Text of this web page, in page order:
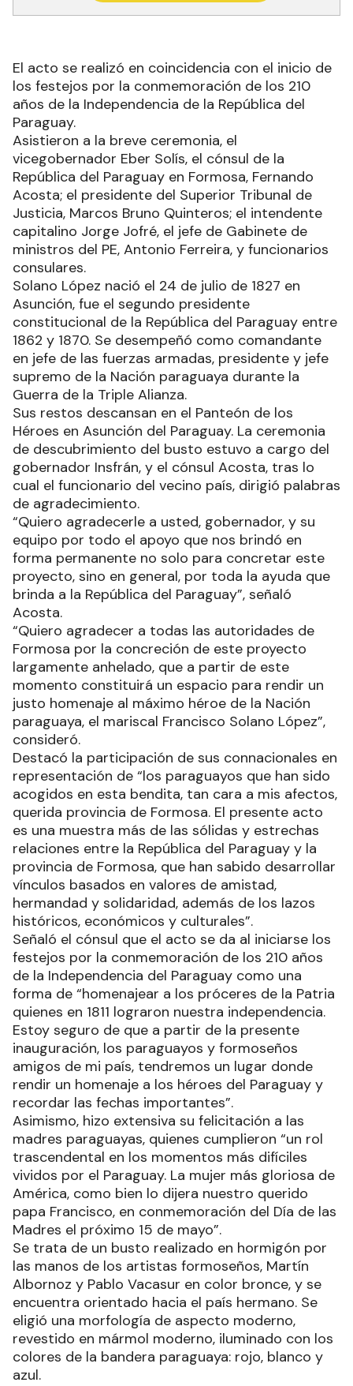
El acto se realizó en coincidencia con el inicio de
los festejos por la conmemoración de los 210
años de la Independencia de la República del
Paraguay.
Asistieron a la breve ceremonia, el
vicegobernador Eber Solís, el cónsul de la
República del Paraguay en Formosa, Fernando
Acosta; el presidente del Superior Tribunal de
Justicia, Marcos Bruno Quinteros; el intendente
capitalino Jorge Jofré, el jefe de Gabinete de
ministros del PE, Antonio Ferreira, y funcionarios
consulares.
Solano López nació el 24 de julio de 1827 en
Asunción, fue el segundo presidente
constitucional de la República del Paraguay entre
1862 y 1870. Se desempeñó como comandante
en jefe de las fuerzas armadas, presidente y jefe
supremo de la Nación paraguaya durante la
Guerra de la Triple Alianza.
Sus restos descansan en el Panteón de los
Héroes en Asunción del Paraguay. La ceremonia
de descubrimiento del busto estuvo a cargo del
gobernador Insfrán, y el cónsul Acosta, tras lo
cual el funcionario del vecino país, dirigió palabras
de agradecimiento.
“Quiero agradecerle a usted, gobernador, y su
equipo por todo el apoyo que nos brindó en
forma permanente no solo para concretar este
proyecto, sino en general, por toda la ayuda que
brinda a la República del Paraguay”, señaló
Acosta.
“Quiero agradecer a todas las autoridades de
Formosa por la concreción de este proyecto
largamente anhelado, que a partir de este
momento constituirá un espacio para rendir un
justo homenaje al máximo héroe de la Nación
paraguaya, el mariscal Francisco Solano López”,
consideró.
Destacó la participación de sus connacionales en
representación de “los paraguayos que han sido
acogidos en esta bendita, tan cara a mis afectos,
querida provincia de Formosa. El presente acto
es una muestra más de las sólidas y estrechas
relaciones entre la República del Paraguay y la
provincia de Formosa, que han sabido desarrollar
vínculos basados en valores de amistad,
hermandad y solidaridad, además de los lazos
históricos, económicos y culturales”.
Señaló el cónsul que el acto se da al iniciarse los
festejos por la conmemoración de los 210 años
de la Independencia del Paraguay como una
forma de “homenajear a los próceres de la Patria
quienes en 1811 lograron nuestra independencia.
Estoy seguro de que a partir de la presente
inauguración, los paraguayos y formoseños
amigos de mi país, tendremos un lugar donde
rendir un homenaje a los héroes del Paraguay y
recordar las fechas importantes”.
Asimismo, hizo extensiva su felicitación a las
madres paraguayas, quienes cumplieron “un rol
trascendental en los momentos más difíciles
vividos por el Paraguay. La mujer más gloriosa de
América, como bien lo dijera nuestro querido
papa Francisco, en conmemoración del Día de las
Madres el próximo 15 de mayo”.
Se trata de un busto realizado en hormigón por
las manos de los artistas formoseños, Martín
Albornoz y Pablo Vacasur en color bronce, y se
encuentra orientado hacia el país hermano. Se
eligió una morfología de aspecto moderno,
revestido en mármol moderno, iluminado con los
colores de la bandera paraguaya: rojo, blanco y
azul.